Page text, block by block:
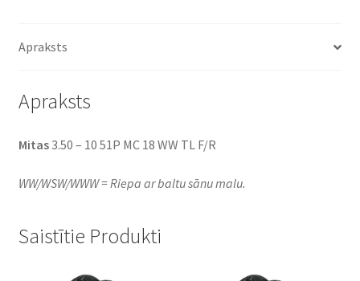
Apraksts
Apraksts
Mitas3.50 – 10 51P MC 18 WW TL F/R
WW/WSW/WWW = Riepa ar baltu sānu malu.
Saistītie Produkti